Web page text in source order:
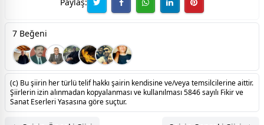
7 Beğeni
(c) Bu şiirin her türlü telif hakkı şairin kendisine ve/veya temsilcilerine aittir.
Şiirlerin izin alınmadan kopyalanması ve kullanılması 5846 sayılı Fikir ve
Sanat Eserleri Yasasına göre suçtur.